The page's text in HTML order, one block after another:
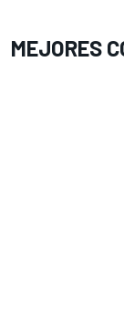
MEJORES